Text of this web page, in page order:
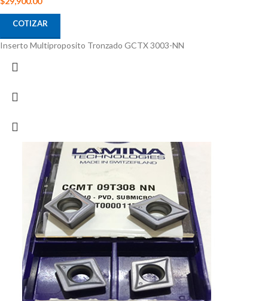
COTIZAR
Inserto Multiproposito Tronzado GCTX 3003-NN